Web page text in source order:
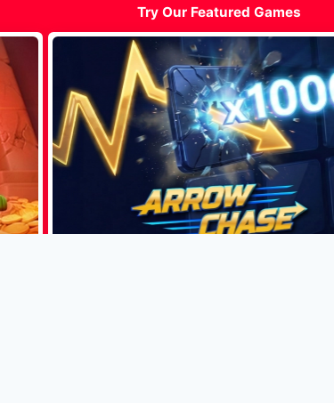
Try Our Featured Games